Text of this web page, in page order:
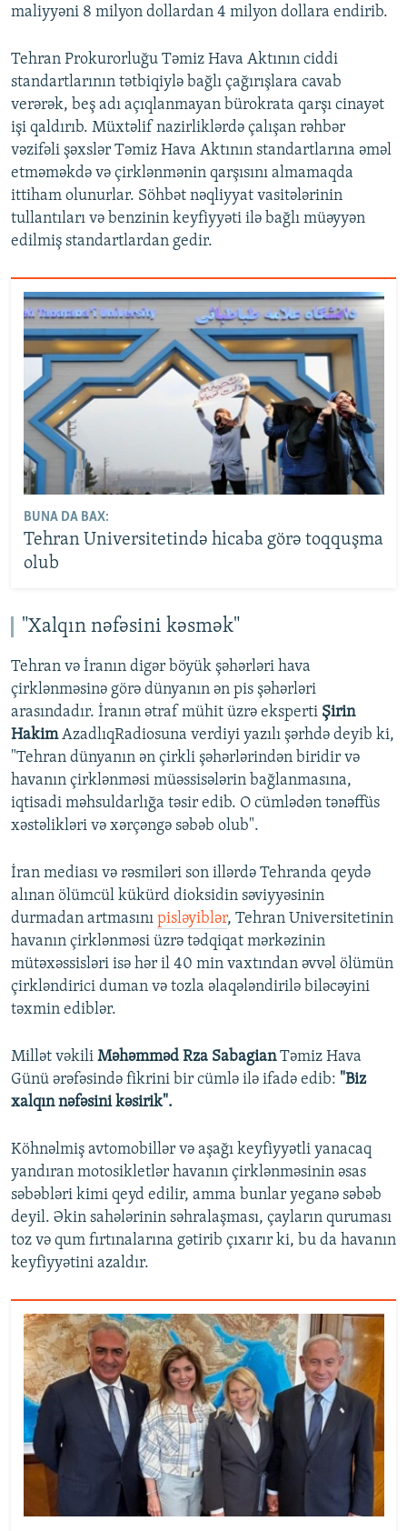
maliyyəni 8 milyon dollardan 4 milyon dollara endirib.
Tehran Prokurorluğu Təmiz Hava Aktının ciddi
standartlarının tətbiqiylə bağlı çağırışlara cavab
verərək, beş adı açıqlanmayan bürokrata qarşı cinayət
işi qaldırıb. Müxtəlif nazirliklərdə çalışan rəhbər
vəzifəli şəxslər Təmiz Hava Aktının standartlarına əməl
etməməkdə və çirklənmənin qarşısını almamaqda
ittiham olunurlar. Söhbət nəqliyyat vasitələrinin
tullantıları və benzinin keyfiyyəti ilə bağlı müəyyən
edilmiş standartlardan gedir.
BUNA DA BAX:
Tehran Universitetində hicaba görə toqquşma
olub
"Xalqın nəfəsini kəsmək"
Tehran və İranın digər böyük şəhərləri hava
çirklənməsinə görə dünyanın ən pis şəhərləri
arasındadır. İranın ətraf mühit üzrə eksperti Şirin
HakimAzadlıqRadiosuna verdiyi yazılı şərhdə deyib ki,
"Tehran dünyanın ən çirkli şəhərlərindən biridir və
havanın çirklənməsi müəssisələrin bağlanmasına,
iqtisadi məhsuldarlığa təsir edib. O cümlədən tənəffüs
xəstəlikləri və xərçəngə səbəb olub".
İran mediası və rəsmiləri son illərdə Tehranda qeydə
alınan ölümcül kükürd dioksidin səviyyəsinin
durmadan artmasını pisləyiblər, Tehran Universitetinin
havanın çirklənməsi üzrə tədqiqat mərkəzinin
mütəxəssisləri isə hər il 40 min vaxtından əvvəl ölümün
çirkləndirici duman və tozla əlaqələndirilə biləcəyini
təxmin ediblər.
Millət vəkili Məhəmməd Rza SabagianTəmiz Hava
Günü ərəfəsində fikrini bir cümlə ilə ifadə edib: "Biz
xalqın nəfəsini kəsirik".
Köhnəlmiş avtomobillər və aşağı keyfiyyətli yanacaq
yandıran motosikletlər havanın çirklənməsinin əsas
səbəbləri kimi qeyd edilir, amma bunlar yeganə səbəb
deyil. Əkin sahələrinin səhralaşması, çayların quruması
toz və qum fırtınalarına gətirib çıxarır ki, bu da havanın
keyfiyyətini azaldır.